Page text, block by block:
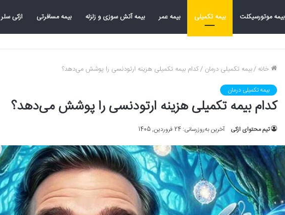
بیمه موتورسیکلت بیمه تکمیلی بیمه عمر بیمه آتش سوزی و زلزله بیمه مسافرتی ازکی سلر
خانه /بیمه تکمیلی درمان /کدام بیمه تکمیلی هزینه ارتودنسی را پوشش می‌دهد؟
بیمه تکمیلی درمان
کدام بیمه تکمیلی هزینه ارتودنسی را پوشش می‌دهد؟
تیم محتوای ازکی آخرین به‌روزرسانی: 24 فروردین, 1405